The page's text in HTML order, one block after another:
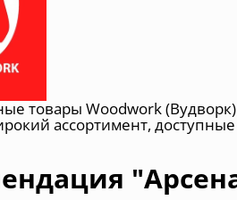
товары Woodwork
ассортимент,